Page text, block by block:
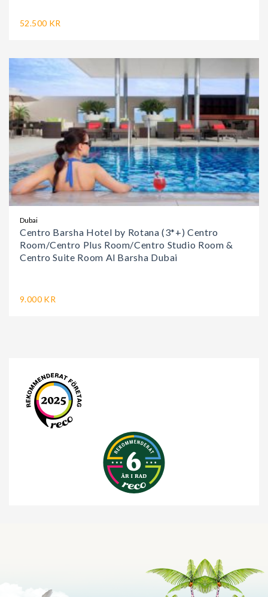
52.500 KR
Dubai
Centro Barsha Hotel by Rotana (3*+) Centro
Room/Centro Plus Room/Centro Studio Room &
Centro Suite Room Al Barsha Dubai
9.000 KR